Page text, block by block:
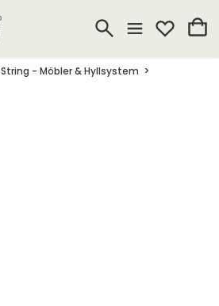
String - Möbler & Hyllsystem